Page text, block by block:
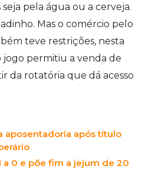
pela água ou a cerveja.
Mas o comércio pelo
teve restrições, nesta
jogo permitiu a venda de
da rotatória que dá acesso
aposentadoria após título
a 0 e põe fim a jejum de 20